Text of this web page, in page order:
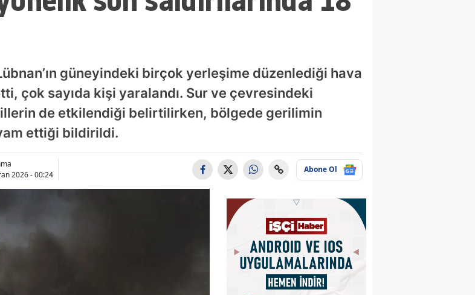
Balıkesir
Bilecik
güneyindeki birçok yerleşime düzenlediği hava
çok sayıda kişi yaralandı. Sur ve çevresindeki
de etkilendiği belirtilirken, bölgede gerilimin
ettiği bildirildi.
2026 - 00:24
Abone Ol